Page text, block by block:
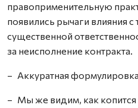
правоприменительную
появились рычаги влияния с
существенной
за неисполнение контракта.
– Аккуратная
– Мы же видим, как копится